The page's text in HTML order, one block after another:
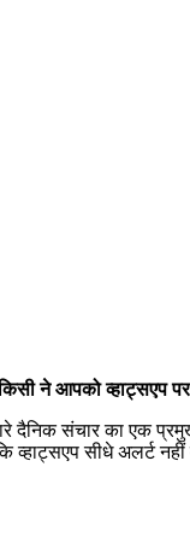
ने आपको व्हाट्सएप
दैनिक संचार का एक
व्हाट्सएप सीधे